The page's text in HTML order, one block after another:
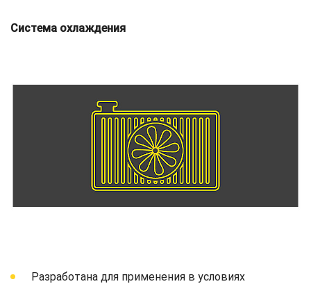
Система охлаждения
Разработана для применения в условиях